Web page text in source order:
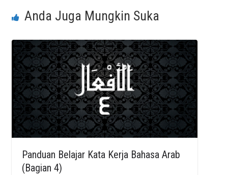
Anda Juga Mungkin Suka
Panduan Belajar Kata Kerja Bahasa Arab
(Bagian 4)